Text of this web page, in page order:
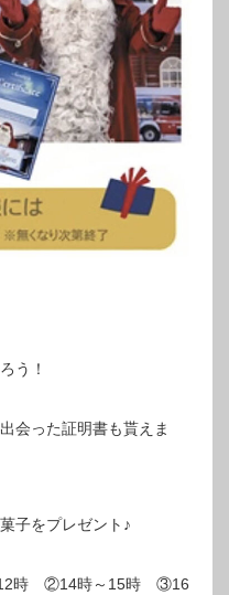
う！
会った証明書も貰えま
子をプレゼント♪
12時 ②14時～15時 ③16